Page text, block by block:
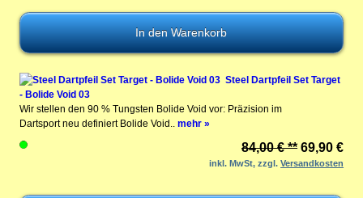
Steel Dartpfeil Set Target
- Bolide Void 03
Wir stellen den 90 % Tungsten Bolide Void vor: Präzision im
Dartsport neu definiert Bolide Void.. mehr »
84,00 € ** 69,90 €
inkl. MwSt, zzgl.Versandkosten